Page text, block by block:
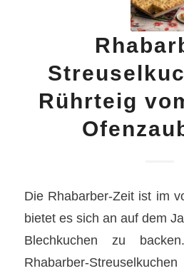
Rührteig
Die Rhabarber-Zeit ist im
bietet es sich an auf dem
Blechkuchen zu
Rhabarber-